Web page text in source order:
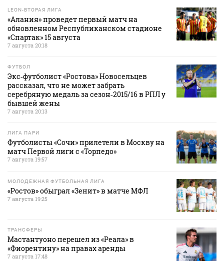
LEON-ВТОРАЯ ЛИГА
«Алания» проведет первый матч на
обновленном Республиканском стадионе
«Спартак» 15 августа
7 августа 20:18
ФУТБОЛ
Экс‑футболист «Ростова» Новосельцев
рассказал, что не может забрать
серебряную медаль за сезон‑2015/16 в РПЛ у
бывшей жены
7 августа 20:13
ЛИГА ПАРИ
Футболисты «Сочи» прилетели в Москву на
матч Первой лиги с «Торпедо»
7 августа 19:57
МОЛОДЕЖНАЯ ФУТБОЛЬНАЯ ЛИГА
«Ростов» обыграл «Зенит» в матче МФЛ
7 августа 19:25
ТРАНСФЕРЫ
Мастантуоно перешел из «Реала» в
«Фиорентину» на правах аренды
7 августа 17:48